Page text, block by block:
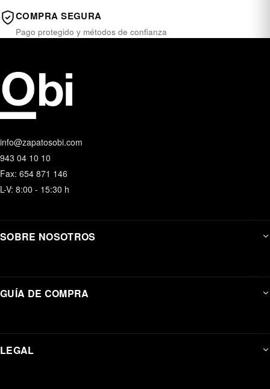
COMPRA SEGURA
Pago protegido y métodos de confianza
info@zapatosobi.com
943 04 10 10
Fax: 654 871 146
L-V: 8:00 - 15:30 h
SOBRE NOSOTROS
GUÍA DE COMPRA
LEGAL